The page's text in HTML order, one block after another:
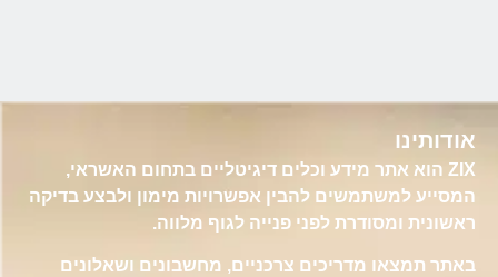
אודותינו
ZIX הוא אתר מידע וכלים דיגיטליים בתחום האשראי,
המסייע למשתמשים להבין אפשרויות מימון ולבצע בדיקה
ראשונית ומסודרת לפני פנייה לגוף מלווה.
באתר תמצאו מדריכים צרכניים, מחשבונים ושאלונים